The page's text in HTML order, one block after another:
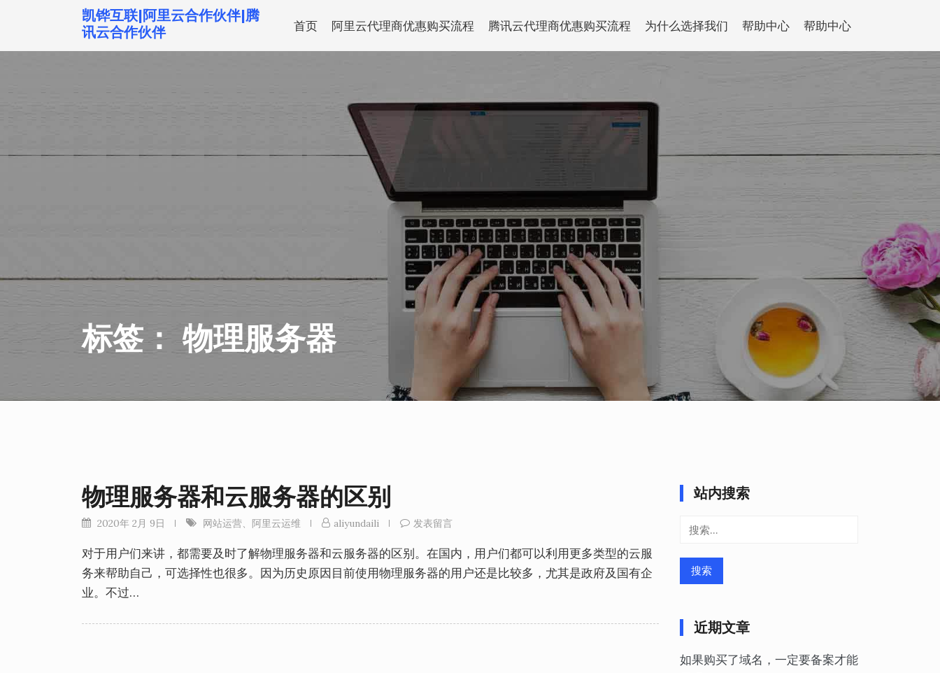
到
凯铧互联|阿里云合作伙伴|腾
讯云合作伙伴
首页 阿里云代理商优惠购买流程 腾讯云代理商优惠购买流程 为什么选择我们 帮助中心 帮助中心
标签：物理服务器
物理服务器和云服务器的区别
2020年 2月 9日 网站运营、 阿里云运维 aliyundaili 发表留言
对于用户们来讲，都需要及时了解物理服务器和云服务器的区别。在国内，用户们都可以利用更多类型的云服
务来帮助自己，可选择性也很多。因为历史原因目前使用物理服务器的用户还是比较多，尤其是政府及国有企
业。不过…
站内搜索
搜
近期文章
如果购买了域名，一定要备案才能